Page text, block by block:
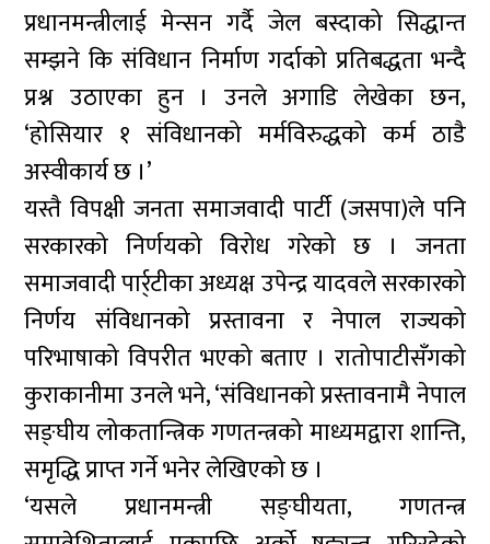
प्रधानमन्त्रीलाई मेन्सन गर्दै जेल बस्दाको सिद्धान्त
सम्झने कि संविधान निर्माण गर्दाको प्रतिबद्धता भन्दै
प्रश्न उठाएका हुन । उनले अगाडि लेखेका छन,
‘होसियार १ संविधानको मर्मविरुद्धको कर्म ठाडै
अस्वीकार्य छ ।’
यस्तै विपक्षी जनता समाजवादी पार्टी (जसपा)ले पनि
सरकारको निर्णयको विरोध गरेको छ । जनता
समाजवादी पार्र्टीका अध्यक्ष उपेन्द्र यादवले सरकारको
निर्णय संविधानको प्रस्तावना र नेपाल राज्यको
परिभाषाको विपरीत भएको बताए । रातोपाटीसँगको
कुराकानीमा उनले भने, ‘संविधानको प्रस्तावनामै नेपाल
सङ्घीय लोकतान्त्रिक गणतन्त्रको माध्यमद्वारा शान्ति,
समृद्धि प्राप्त गर्ने भनेर लेखिएको छ ।
‘यसले प्रधानमन्त्री सङ्घीयता, गणतन्त्र